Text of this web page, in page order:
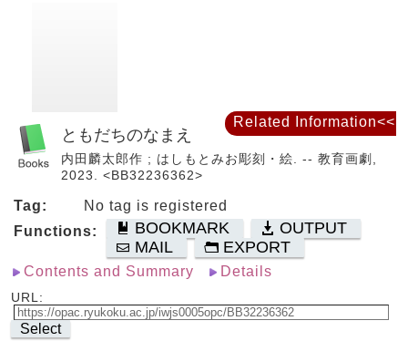
ともだちのなまえ
内田麟太郎作 ; はしもとみお彫刻・絵. -- 教育画劇,
2023. <BB32236362>
Tag:
No tag is registered
Functions:
BOOKMARK
OUTPUT
MAIL
EXPORT
Contents and Summary Details
URL:
Select
Related Information<<